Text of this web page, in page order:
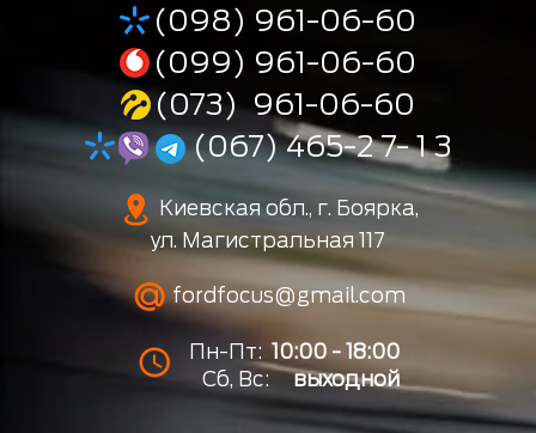
(098) 961-06-60
(099) 961-06-60
(073) 961-06-60
(067) 465-2 7- 1 3
Киевская обл., г. Боярка,
ул. Магистральная 117
fordfocus@gmail.com
Пн-Пт: 10:00 - 18:00
Сб, Вс:
выходной